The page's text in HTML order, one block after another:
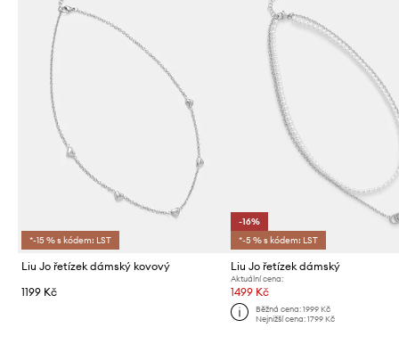
*-15 % s kódem: LST
Liu Jo řetízek dámský kovový
1199 Kč
-16%
*-5 % s kódem: LST
Liu Jo řetízek dámský
Aktuální cena:
1499 Kč
Běžná cena: 1999 Kč
Nejnižší cena: 1799 Kč